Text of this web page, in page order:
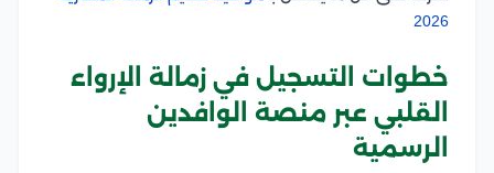
2026
خطوات التسجيل في زمالة الإرواء
القلبي عبر منصة الوافدين
الرسمية